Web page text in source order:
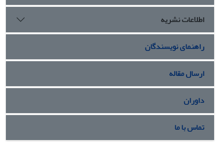
اطلاعات نشریه
راهنمای نویسندگان
ارسال مقاله
داوران
تماس با ما